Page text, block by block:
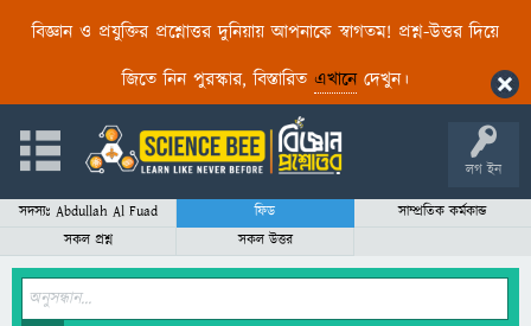
বিজ্ঞান ও প্রযুক্তির প্রশ্নোত্তর দুনিয়ায় আপনাকে স্বাগতম! প্রশ্ন-উত্তর দিয়ে
জিতে নিন পুরস্কার, বিস্তারিত এখানেদেখুন।
লগ ইন
সদস্যঃ Abdullah Al Fuad ফিড
সাম্প্রতিক কর্মকান্ড
সকল প্রশ্ন
সকল উত্তর